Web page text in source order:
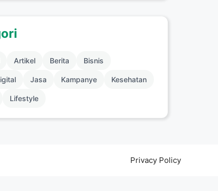
Artikel Berita Bisnis
Jasa Kampanye Kesehatan
Lifestyle
Privacy Policy